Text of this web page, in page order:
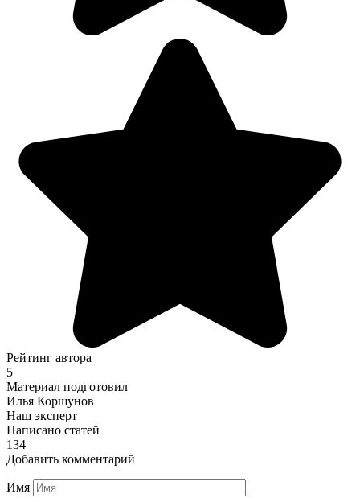
Рейтинг автора
5
Материал подготовил
Илья Коршунов
Наш эксперт
Написано статей
134
Добавить комментарий
Имя